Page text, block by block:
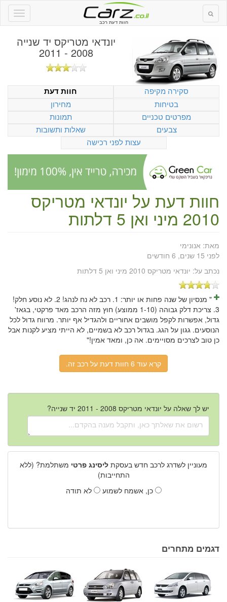
חוות דעת רכב
יונדאי מטריקס יד שנייה
2008 - 2011
סקירה מקיפה
חוות דעת
בטיחות
מחירון
מפרטים טכניים
תמונות
צבעים
שאלות ותשובות
עצות לפני רכישה
חוות דעת על יונדאי מטריקס
2010 מיני ואן 5 דלתות
מאת: אנונימי
לפני 15 שנים, 6 חודשים
נכתב על: יונדאי מטריקס 2010 מיני ואן 5 דלתות
" מנסיון של שנה פחות או יותר: 1. רכב לא נח לנהג! 2. לא נוסע חלק!
3. צריכת דלק גבוהה (1-10 ממוצע) חוץ מזה הרכב מאד פרקטי, בגאז'
גדול, אפשרות לקפל מושבים אחוריים ולהגדיל אף יותר. מרווח גדול לכל
הנוסעים. גגון על הגג. בגדול רכב לא בשמיים, לא הייתי מציע לקנות אבל
כן טוב לצרכים מסויימים. אה כן, ומאד אמין!"
קרא עוד 6 חוות דעת על רכב זה.
יש לך שאלה על יונדאי מטריקס 2008 - 2011 יד שנייה?
מעוניין לשדרג לרכב חדש בעסקת ליסינג פרטי משתלמת? (ללא
התחייבות)
כן, אשמח לשמוע
לא תודה
דגמים מתחרים